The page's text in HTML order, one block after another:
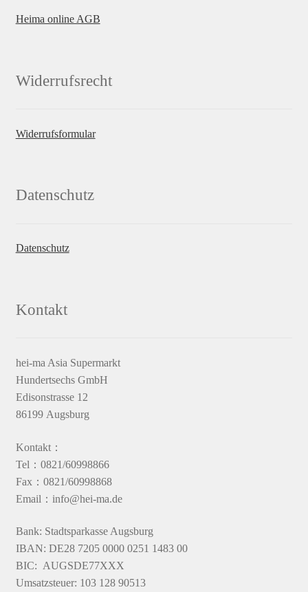
Heima online AGB
Widerrufsrecht
Widerrufsformular
Datenschutz
Datenschutz
Kontakt
hei-ma Asia Supermarkt
Hundertsechs GmbH
Edisonstrasse 12
86199 Augsburg
Kontakt：
Tel：0821/60998866
Fax：0821/60998868
Email：info@hei-ma.de
Bank: Stadtsparkasse Augsburg
IBAN: DE28 7205 0000 0251 1483 00
BIC: AUGSDE77XXX
Umsatzsteuer: 103 128 90513